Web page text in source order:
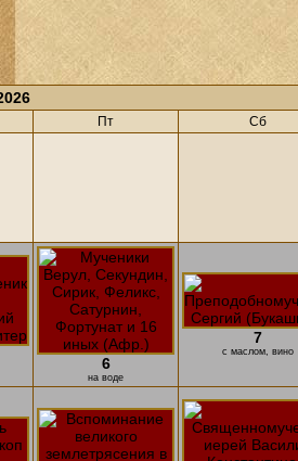
Пт Сб
6
на воде
7
с маслом, вино